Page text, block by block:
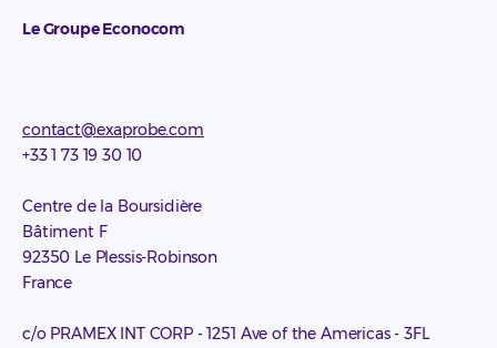
Le Groupe Econocom
contact@exaprobe.com
+33 1 73 19 30 10
Centre de la Boursidière
Bâtiment F
92350 Le Plessis-Robinson
France
c/o PRAMEX INT CORP - 1251 Ave of the Americas - 3FL